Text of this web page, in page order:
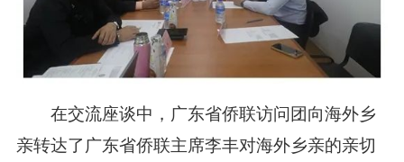
在交流座谈中， 广东省侨联访问团向海外乡
亲转达了广东省侨联主席李丰对海外乡亲的亲切